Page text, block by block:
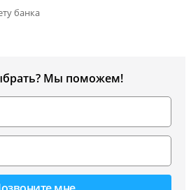
банка
Мы поможем!